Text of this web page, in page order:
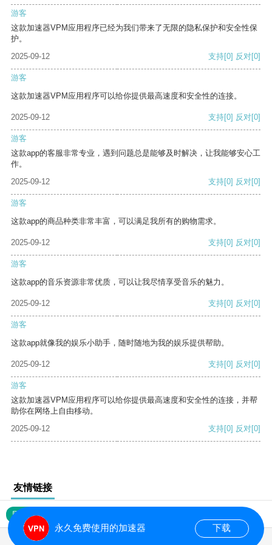
游客
这款加速器VPM应用程序已经为我们带来了无限的隐私保护和安全性保
护。
2025-09-12
支持[0] 反对[0]
游客
这款加速器VPM应用程序可以给你提供最高速度和安全性的连接。
2025-09-12 支持[0] 反对[0]
游客
这款app的客服非常专业，遇到问题总是能够及时解决，让我能够安心工
作。
2025-09-12
支持[0] 反对[0]
游客
这款app的商品种类非常丰富，可以满足我所有的购物需求。
2025-09-12 支持[0] 反对[0]
游客
这款app的音乐资源非常优质，可以让我尽情享受音乐的魅力。
2025-09-12 支持[0] 反对[0]
游客
这款app就像我的娱乐小助手，随时随地为我的娱乐提供帮助。
2025-09-12 支持[0] 反对[0]
游客
这款加速器VPM应用程序可以给你提供最高速度和安全性的连接，并帮
助你在网络上自由移动。
2025-09-12
支持[0] 反对[0]
友情链接
网站地图
永久免费使用的加速器 下载